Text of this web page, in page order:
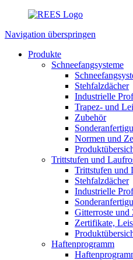
Navigation überspringen
Produkte
Schneefangsysteme
Stehfalzdächer
Industrielle
Trapez- und
Zubehör
Normen und
Trittstufen und
Trittstufen und
Stehfalzdächer
Industrielle
Gitterroste und
Zertifikate,
Haftenprogramm